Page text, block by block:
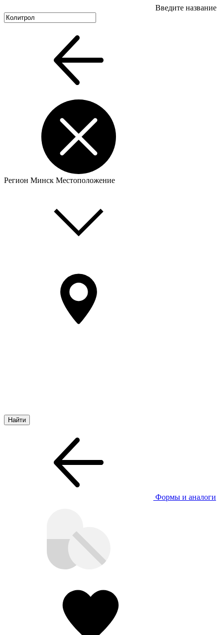
Введите название
Регион Минск Местоположение
Формы и аналоги